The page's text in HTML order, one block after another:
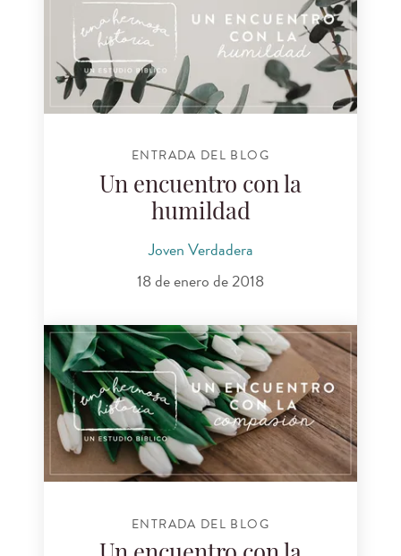
ENTRADA DEL BLOG
Un encuentro con la
humildad
Joven Verdadera
18 de enero de 2018
ENTRADA DEL BLOG